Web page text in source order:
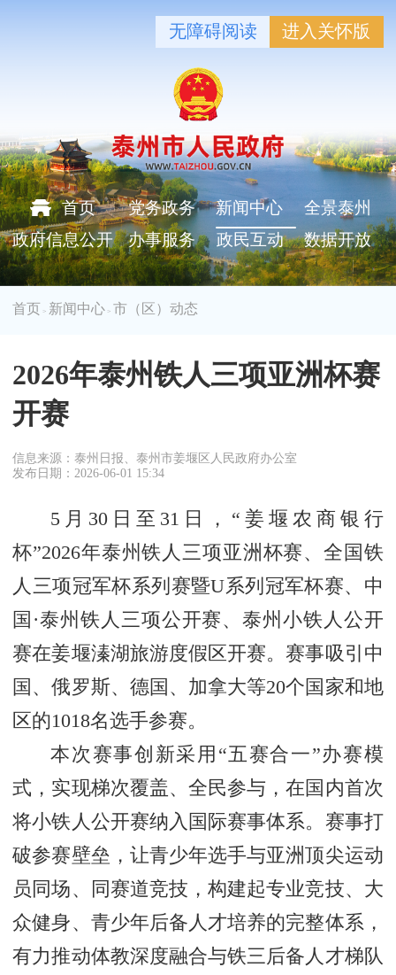
无障碍阅读 进入关怀版
首页 党务政务 新闻中心
全景泰州
政府信息公开
办事服务 政民互动 数据开放
首页 > 新闻中心 > 市（区）动态
2026年泰州铁人三项亚洲杯赛
开赛
信息来源：泰州日报、泰州市姜堰区人民政府办公室
发布日期：2026-06-01 15:34
5月30日至31日，“姜堰农商银行
杯”2026年泰州铁人三项亚洲杯赛、全国铁
人三项冠军杯系列赛暨U系列冠军杯赛、中
国·泰州铁人三项公开赛、泰州小铁人公开
赛在姜堰溱湖旅游度假区开赛。赛事吸引中
国、俄罗斯、德国、加拿大等20个国家和地
区的1018名选手参赛。
本次赛事创新采用“五赛合一”办赛模
式，实现梯次覆盖、全民参与，在国内首次
将小铁人公开赛纳入国际赛事体系。赛事打
破参赛壁垒，让青少年选手与亚洲顶尖运动
员同场、同赛道竞技，构建起专业竞技、大
众健身、青少年后备人才培养的完整体系，
有力推动体教深度融合与铁三后备人才梯队